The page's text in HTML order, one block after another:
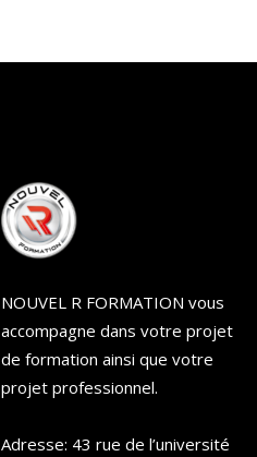
NOUVEL R FORMATION vous
accompagne dans votre projet
de formation ainsi que votre
projet professionnel.
Adresse: 43 rue de l’université